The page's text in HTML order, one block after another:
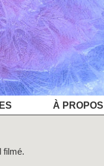
À PROPOS
filmé.